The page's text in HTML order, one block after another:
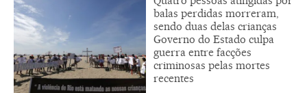
balas perdidas morreram,
sendo duas delas crianças
Governo do Estado culpa
guerra entre facções
criminosas pelas mortes
recentes